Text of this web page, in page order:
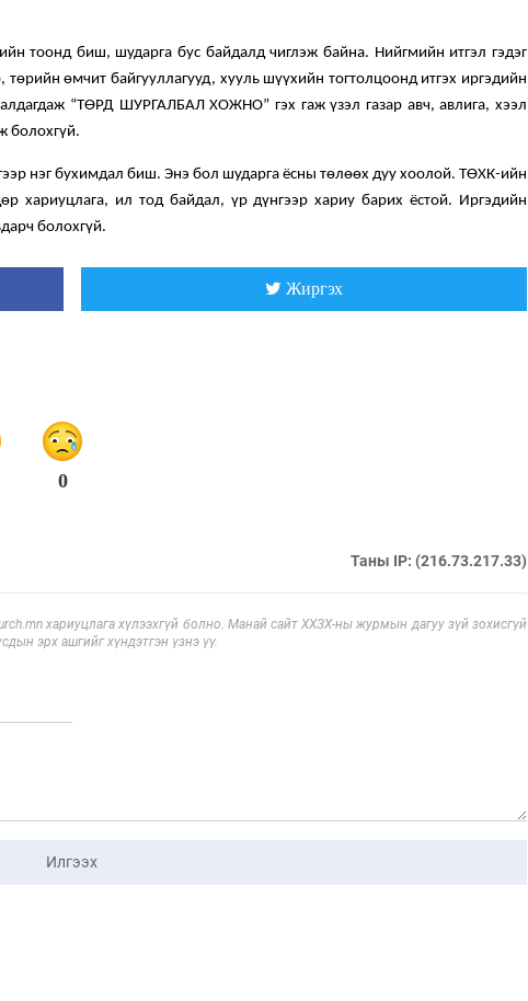
тоонд биш, шударга бус байдалд чиглэж байна. Нийгмийн итгэл гэдэг
өмчит байгууллагууд, хууль шүүхийн тогтолцоонд итгэх иргэдийн
“ТӨРД ШУРГАЛБАЛ ХОЖНО” гэх гаж үзэл газар авч, авлига, хээл
болохгүй.
нэг бухимдал биш. Энэ бол шударга ёсны төлөөх дуу хоолой. ТӨХК-ийн
хариуцлага, ил тод байдал, үр дүнгээр хариу барих ёстой. Иргэдийн
болохгүй.
Жиргэх
0
Таны IP: (216.73.217.33)
хариуцлага хүлээхгүй болно. Манай сайт ХХЗХ-ны журмын дагуу зүй зохисгүй
эрх ашгийг хүндэтгэн үзнэ үү.
Илгээх